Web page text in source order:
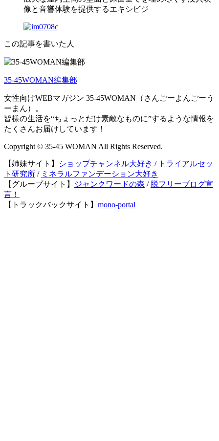
像と音響体験を提供するエキシビジ
この記事を書いた人
35-45WOMAN編集部
女性向けWEBマガジン 35-45WOMAN（さんごーよんごーう
ーまん）。
皆様の生活を“ちょっとだけ素敵なものに”するような情報を
たくさんお届けしています！
Copyright © 35-45 WOMAN All Rights Reserved.
【姉妹サイト】 ショップチャンネル大好き / トライアルセッ
ト研究所 / ミネラルファンデーション大好き
【グループサイト】
ジャンクワードの森 / 脱フリーブログ宣
言！
【トラックバックサイト】 mono-portal